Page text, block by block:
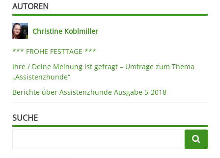
AUTOREN
Christine Koblmiller
*** FROHE FESTTAGE ***
Ihre / Deine Meinung ist gefragt – Umfrage zum Thema
„Assistenzhunde“
Berichte über Assistenzhunde Ausgabe 5-2018
SUCHE